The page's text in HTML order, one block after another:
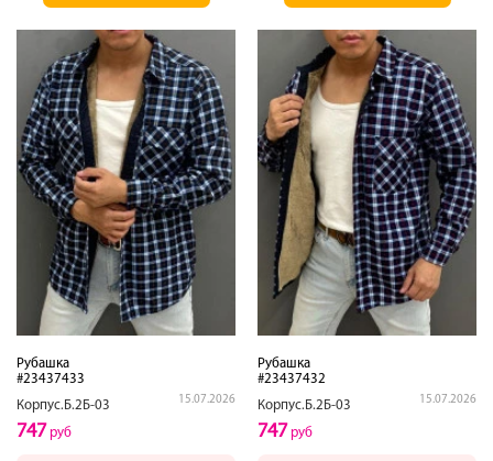
Рубашка
#23437433
Корпус.Б.2Б-03
15.07.2026
747 руб
Рубашка
#23437432
Корпус.Б.2Б-03
15.07.2026
747 руб